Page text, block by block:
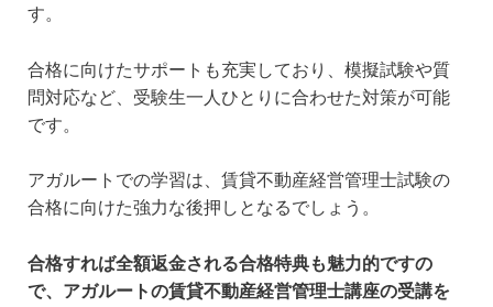
す。
合格に向けたサポートも充実しており、模擬試験や質
問対応など、受験生一人ひとりに合わせた対策が可能
です。
アガルートでの学習は、賃貸不動産経営管理士試験の
合格に向けた強力な後押しとなるでしょう。
合格すれば全額返金される合格特典も魅力的ですの
で、アガルートの賃貸不動産経営管理士講座の受講を